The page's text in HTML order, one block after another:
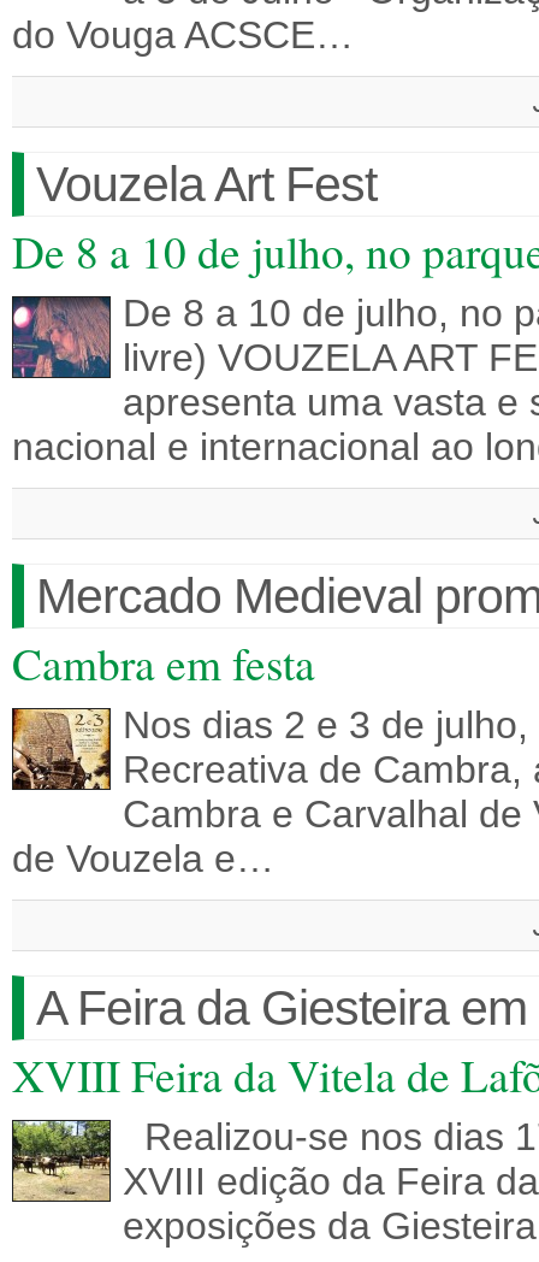
do Vouga ACSCE…
Vouzela Art Fest
De 8 a 10 de julho, no
De 8 a 10 de julho, no
livre) VOUZELA ART
apresenta uma vasta e
nacional e internacional ao
Mercado Medieval
Cambra em festa
Nos dias 2 e 3 de
Recreativa de
Cambra e Carvalhal de
de Vouzela e…
A Feira da Giesteira
XVIII Feira da Vitela de
Realizou-se nos dias
XVIII edição da Feira
exposições da